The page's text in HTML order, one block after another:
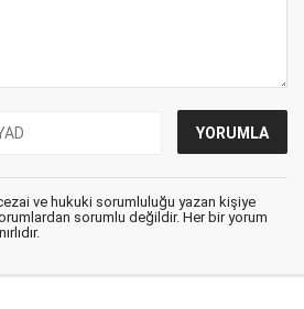
ve hukuki sorumluluğu yazan kişiye
sorumlu değildir. Her bir yorum